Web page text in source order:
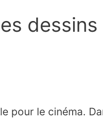
pour le cinéma.